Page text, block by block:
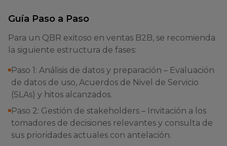
Guía Paso a Paso
Para un QBR exitoso en ventas B2B, se recomienda
la siguiente estructura de fases:
Paso 1: Análisis de datos y preparación – Evaluación
de datos de uso, Acuerdos de Nivel de Servicio
(SLAs) y hitos alcanzados.
Paso 2: Gestión de stakeholders – Invitación a los
tomadores de decisiones relevantes y consulta de
sus prioridades actuales con antelación.